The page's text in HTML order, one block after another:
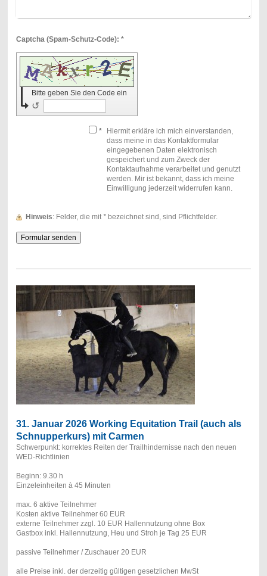
Captcha (Spam-Schutz-Code): *
Bitte geben Sie den Code ein
↺
*
Hiermit erkläre ich mich einverstanden,
dass meine in das Kontaktformular
eingegebenen Daten elektronisch
gespeichert und zum Zweck der
Kontaktaufnahme verarbeitet und genutzt
werden. Mir ist bekannt, dass ich meine
Einwilligung jederzeit widerrufen kann.
Hinweis : Felder, die mit *bezeichnet sind, sind Pflichtfelder.
31. Januar 2026 Working Equitation Trail (auch als
Schnupperkurs) mit Carmen
Schwerpunkt: korrektes Reiten der Trailhindernisse nach den neuen
WED-Richtlinien
Beginn: 9.30 h
Einzeleinheiten à 45 Minuten
max. 6 aktive Teilnehmer
Kosten aktive Teilnehmer 60 EUR
externe Teilnehmer zzgl. 10 EUR Hallennutzung ohne Box
Gastbox inkl. Hallennutzung, Heu und Stroh je Tag 25 EUR
passive Teilnehmer / Zuschauer 20 EUR
alle Preise inkl. der derzeitig gültigen gesetzlichen MwSt